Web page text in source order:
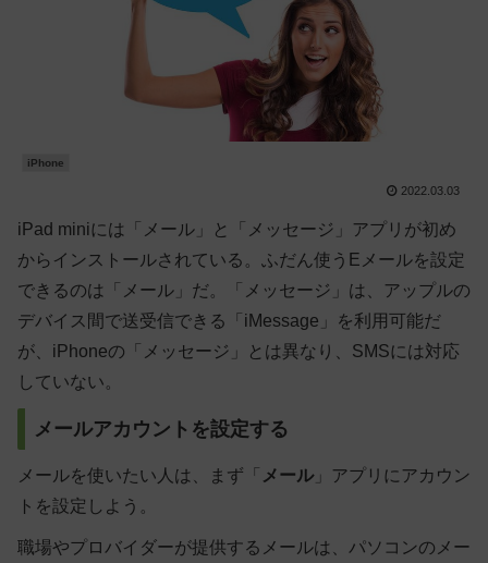
iPhone
2022.03.03
iPad miniには「メール」と「メッセージ」アプリが初め
からインストールされている。ふだん使うEメールを設定
できるのは「メール」だ。「メッセージ」は、アップルの
デバイス間で送受信できる「iMessage」を利用可能だ
が、iPhoneの「メッセージ」とは異なり、SMSには対応
していない。
メールアカウントを設定する
メールを使いたい人は、まず「 メール」アプリにアカウン
トを設定しよう。
職場やプロバイダーが提供するメールは、パソコンのメー